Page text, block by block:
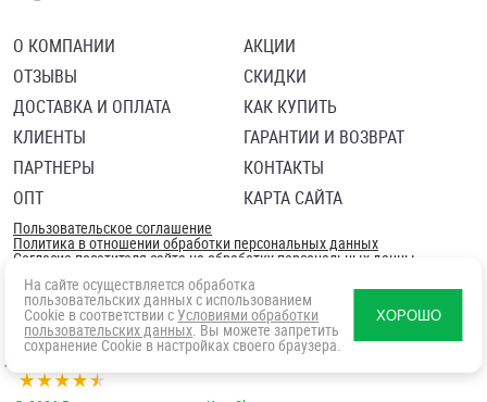
О КОМПАНИИ
ОТЗЫВЫ
ДОСТАВКА И ОПЛАТА
КЛИЕНТЫ
ПАРТНЕРЫ
ОПТ
АКЦИИ
СКИДКИ
КАК КУПИТЬ
ГАРАНТИИ И ВОЗВРАТ
КОНТАКТЫ
КАРТА САЙТА
Пользовательское соглашение
Политика в отношении обработки персональных данных
Согласие посетителя сайта на обработку персональных данны
На сайте осуществляется обработка
пользовательских данных с использованием
Cookie в соответствии с Условиями обработки
пользовательских данных. Вы можете запретить
сохранение Cookie в настройках своего браузера.
ХОРОШО